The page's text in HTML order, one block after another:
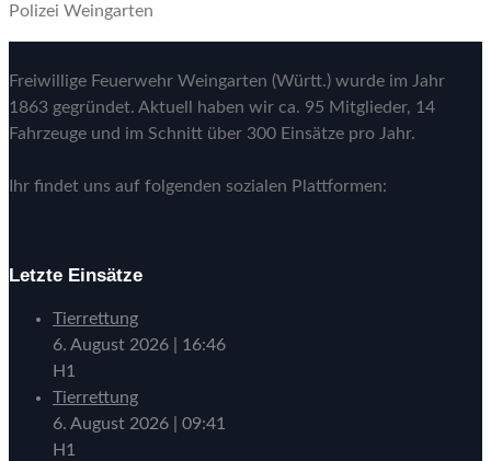
Polizei Weingarten
Freiwillige Feuerwehr Weingarten (Württ.) wurde im Jahr
1863 gegründet. Aktuell haben wir ca. 95 Mitglieder, 14
Fahrzeuge und im Schnitt über 300 Einsätze pro Jahr.
Ihr findet uns auf folgenden sozialen Plattformen:
Letzte Einsätze
Tierrettung
6. August 2026
16:46
H1
Tierrettung
6. August 2026
09:41
H1